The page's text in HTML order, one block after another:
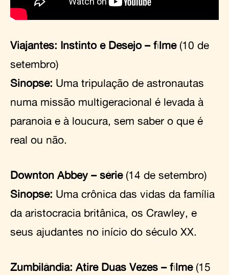
Viajantes: Instinto e Desejo – filme(10 de
setembro)
Sinopse: Uma tripulação de astronautas
numa missão multigeracional é levada à
paranoia e à loucura, sem saber o que é
real ou não.
Downton Abbey – série(14 de setembro)
Sinopse: Uma crônica das vidas da família
da aristocracia britânica, os Crawley, e
seus ajudantes no início do século XX.
Zumbilândia: Atire Duas Vezes – filme(15